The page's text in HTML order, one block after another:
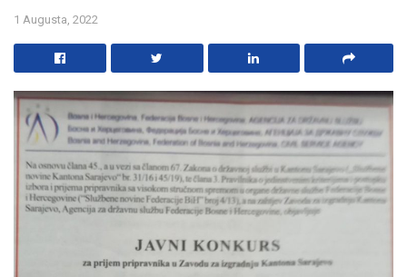
1 Augusta, 2022